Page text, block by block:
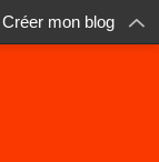
Créer mon blog